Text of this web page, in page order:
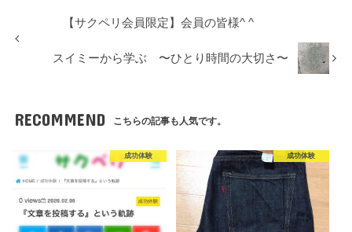
【サクペリ会員限定】会員の皆様^ ^
スイミーから学ぶ 〜ひとり時間の大切さ〜
RECOMMEND こちらの記事も人気です。
成功体験 成功体験